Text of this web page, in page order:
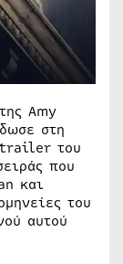
Amy
στη
trailer του
που
και
του
αυτού